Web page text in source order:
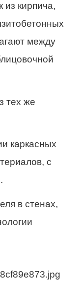
из кирпича,
между
тех же
каркасных
с
в стенах,